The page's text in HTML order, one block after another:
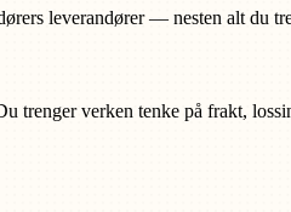
leverandører — nesten alt du
trenger verken tenke på frakt,